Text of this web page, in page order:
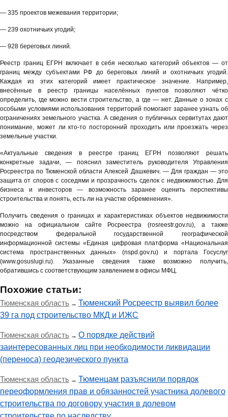
— 335 проектов межевания территории;
— 239 охотничьих угодий;
— 928 береговых линий.
Реестр границ ЕГРН включает в себя несколько категорий объектов — от
границ между субъектами РФ до береговых линий и охотничьих угодий.
Каждая из этих категорий имеет практическое значение. Например,
внесённые в реестр границы населённых пунктов позволяют чётко
определить, где можно вести строительство, а где — нет. Данные о зонах с
особыми условиями использования территорий помогают заранее узнать об
ограничениях земельного участка. А сведения о публичных сервитутах дают
понимание, может ли кто-то посторонний проходить или проезжать через
земельные участки.
«Актуальные сведения в реестре границ ЕГРН позволяют решать
конкретные задачи, — пояснил заместитель руководителя Управления
Росреестра по Тюменской области Алексей Дашкевич. — Для граждан — это
защита от споров с соседями и прозрачность сделок с недвижимостью. Для
бизнеса и инвесторов — возможность заранее оценить перспективы
строительства и понять, есть ли на участке обременения».
Получить сведения о границах и характеристиках объектов недвижимости
можно на официальном сайте Росреестра (rosreestr.gov.ru), а также
посредством федеральной государственной географической
информационной системы «Единая цифровая платформа «Национальная
система пространственных данных» (nspd.gov.ru) и портала Госуслуг
(www.gosuslugi.ru). Указанные сведения также возможно получить,
обратившись с соответствующим заявлением в офисы МФЦ.
Похожие статьи:
Тюменская область → Тюменский Росреестр выявил более
39 га под строительство МКД и ИЖС
Тюменская область → О порядке действий
заинтересованных лиц при необходимости ликвидации
(переноса) геодезического пункта
Тюменская область → Тюменцам разъяснили порядок
переоформления прав и обязанностей участника долевого
строительства по договору участия в долевом